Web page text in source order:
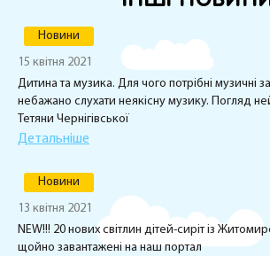
Новини
15 квітня 2021
Дитина та музика. Для чого потрібні музичні
небажано слухати неякісну музику. Погляд
Тетяни Чернігівської
Детальніше
Новини
13 квітня 2021
NEW!!! 20 нових світлин дітей-сиріт із
щойно завантажені на наш портал